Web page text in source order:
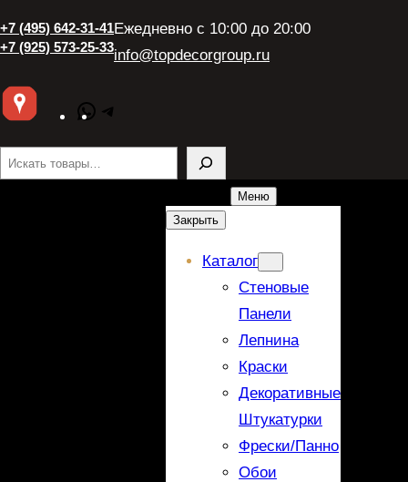
+7 (495) 642-31-41
+7 (925) 573-25-33
Ежедневно с 10:00 до 20:00
info@topdecorgroup.ru
WhatsApp
Поиск
Меню
Закрыть
Каталог
Стеновые
Панели
Лепнина
Краски
Декоративные
Штукатурки
Фрески/панно
Обои